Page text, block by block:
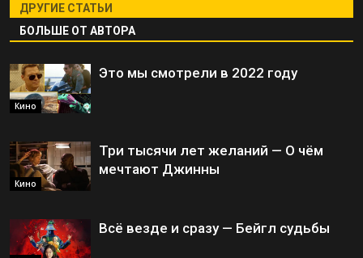
ДРУГИЕ СТАТЬИ
БОЛЬШЕ ОТ АВТОРА
Кино
Это мы смотрели в 2022 году
Кино
Три тысячи лет желаний — О чём
мечтают Джинны
Всё везде и сразу — Бейгл судьбы